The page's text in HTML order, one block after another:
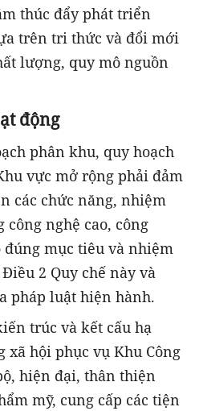
thúc đẩy phát triển
trên tri thức và đổi mới
lượng, quy mô nguồn
động
phân khu, quy hoạch
vực mở rộng phải đảm
các chức năng, nhiệm
nghệ cao, công
mục tiêu và nhiệm
2 Quy chế này và
pháp luật hiện hành.
trúc và kết cấu hạ
xã hội phục vụ Khu Công
hiện đại, thân thiện
mỹ, cung cấp các tiện